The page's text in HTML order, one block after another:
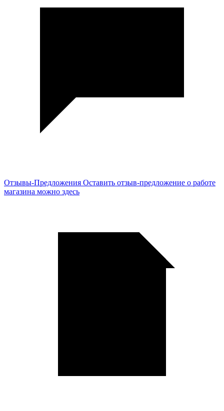
Отзывы-Предложения Оставить отзыв-предложение о работе
магазина можно здесь